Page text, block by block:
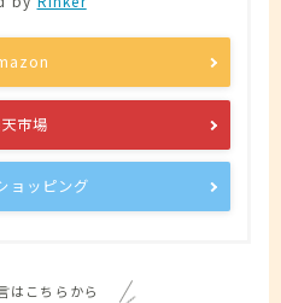
市場
ョッピング
はこちらから